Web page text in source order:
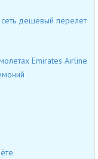
дешевый перелет
Emirates Airline